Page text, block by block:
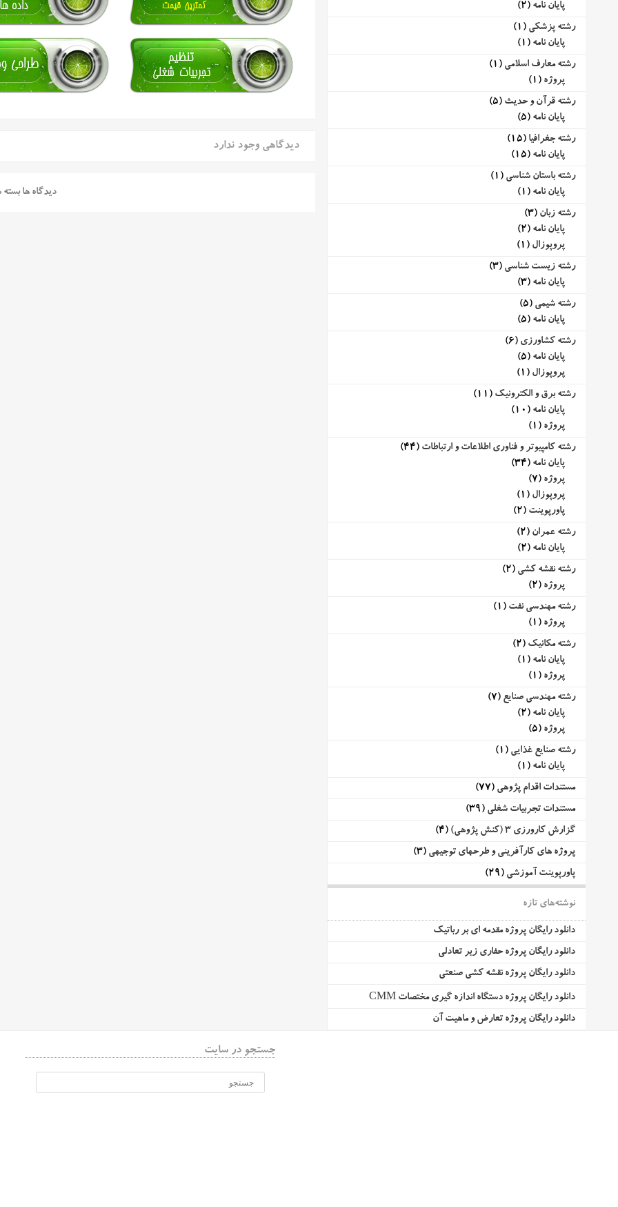
دیدگاهی وجود ندارد
دیدگاه ها
پایان نامه (2)
رشته پزشکی (1)
پایان نامه (1)
رشته معارف اسلامی (1)
پروژه (1)
رشته قرآن و حدیث (5)
پایان نامه (5)
رشته جغرافیا (15)
پایان نامه (15)
رشته باستان شناسی (1)
پایان نامه (1)
رشته زبان (3)
پایان نامه (2)
پروپوزال (1)
رشته زیست شناسی (3)
پایان نامه (3)
رشته شیمی (5)
پایان نامه (5)
رشته کشاورزی (6)
پایان نامه (5)
پروپوزال (1)
رشته برق و الکترونیک (11)
پایان نامه (10)
پروژه (1)
رشته کامپیوتر و فناوری اطلاعات و ارتباطات (44)
پایان نامه (34)
پروژه (7)
پروپوزال (1)
پاورپوینت (2)
رشته عمران (2)
پایان نامه (2)
رشته نقشه کشی (2)
پروژه (2)
رشته مهندسی نفت (1)
پروژه (1)
رشته مکانیک (2)
پایان نامه (1)
پروژه (1)
رشته مهندسی صنایع (7)
پایان نامه (2)
پروژه (5)
رشته صنایع غذایی (1)
پایان نامه (1)
مستندات اقدام پژوهی (77)
مستندات تجربیات شغلی (39)
گزارش کارورزی 3 (کنش پژوهی)
(4)
پروژه های کارآفرینی و طرحهای توجیهی (3)
پاورپوینت آموزشی (29)
نوشته‌های تازه
دانلود رایگان پروژه مقدمه ای بر رباتیک
دانلود رایگان پروژه حفاری زیر تعادلی
دانلود رایگان پروژه نقشه کشی صنعتی
دانلود رایگان پروژه دستگاه اندازه گیری مختصات CMM
دانلود رایگان پروژه تعارض و ماهیت آن
جستجو در سایت